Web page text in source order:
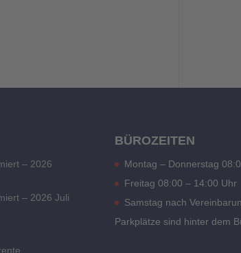
– 2026
– 2026 Juli
BÜROZEITEN
Montag – Donnerstag
Freitag 08:00 – 14:00 Uhr
Samstag nach
Parkplätze sind hinter dem